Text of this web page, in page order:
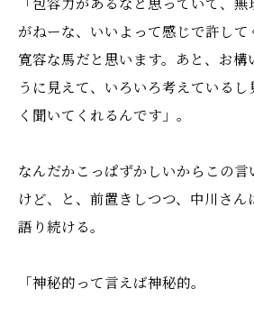
がねーな、いいよって感じで許し
寛容な馬だと思います。あと、お構
うに見えて、いろいろ考えている
く聞いてくれるんです」。
なんだかこっぱずかしいからこの
けど、と、前置きしつつ、中川さん
語り続ける。
「神秘的って言えば神秘的。